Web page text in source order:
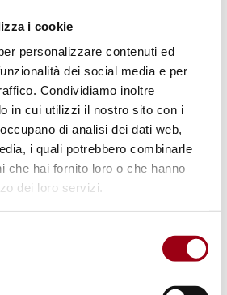
i cookie
personalizzare contenuti ed
dei social media e per
Condividiamo inoltre
in cui utilizzi il nostro sito con i
di analisi dei dati web,
i quali potrebbero combinarle
che hai fornito loro o che hanno
dei loro servizi.